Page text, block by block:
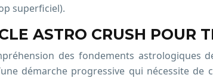
superficiel).
ASTRO CRUSH POUR
des fondements astrologiques
démarche progressive qui nécessite